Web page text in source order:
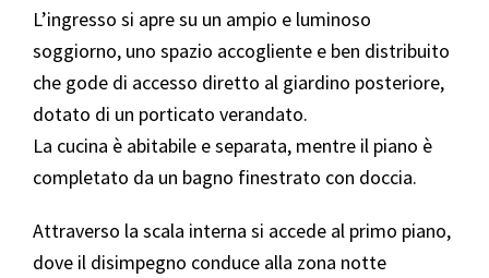
L’ingresso si apre su un ampio e luminoso
soggiorno, uno spazio accogliente e ben distribuito
che gode di accesso diretto al giardino posteriore,
dotato di un porticato verandato.
La cucina è abitabile e separata, mentre il piano è
completato da un bagno finestrato con doccia.
Attraverso la scala interna si accede al primo piano,
dove il disimpegno conduce alla zona notte